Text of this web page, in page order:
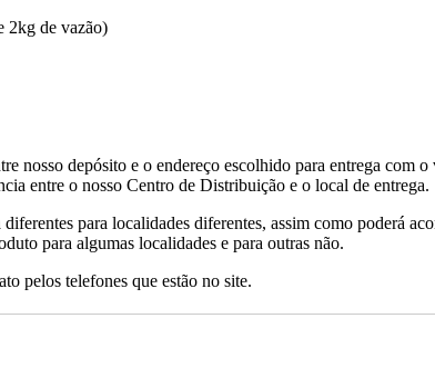
2kg de vazão)
nosso depósito e o endereço escolhido para entrega
entre o nosso Centro de Distribuição e o local de entrega.
para localidades diferentes, assim como poderá
para algumas localidades e para outras não.
pelos telefones que estão no site.